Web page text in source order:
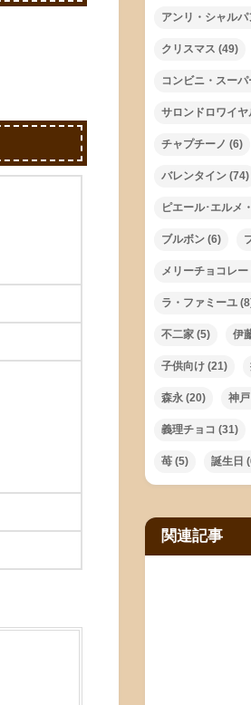
アンリ・シャル
クリスマス (49)
コンビニ・スーパ
サロンドロワイヤ
チャプチーノ (6)
バレンタイン (74)
ピエール･エルメ
ブルボン (6)
メリーチョコレー
ラ・ファミーユ
不二家 (5) 伊
子供向け (21)
森永 (20) 神
義理チョコ (31)
苺 (5) 誕生日
関連記事